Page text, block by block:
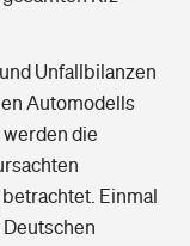
Unfallbilanzen
Automodells
die
Einmal